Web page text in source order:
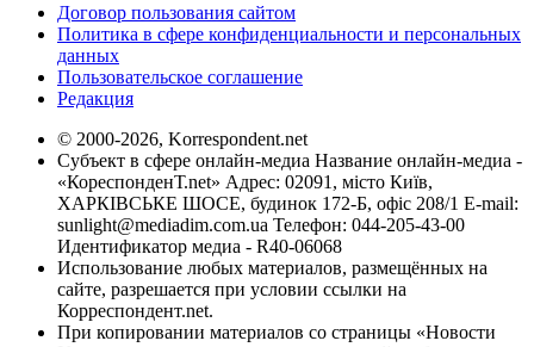
Договор пользования сайтом
Политика в сфере конфиденциальности и персональных
данных
Пользовательское соглашение
Редакция
© 2000-2026, Korrespondent.net
Субъект в сфере онлайн-медиа Название онлайн-медиа -
«КореспонденТ.net» Адрес: 02091, місто Київ,
ХАРКІВСЬКЕ ШОСЕ, будинок 172-Б, офіс 208/1 E-mail:
sunlight@mediadim.com.ua Телефон: 044-205-43-00
Идентификатор медиа - R40-06068
Использование любых материалов, размещённых на
сайте, разрешается при условии ссылки на
Корреспондент.net.
При копировании материалов со страницы «Новости